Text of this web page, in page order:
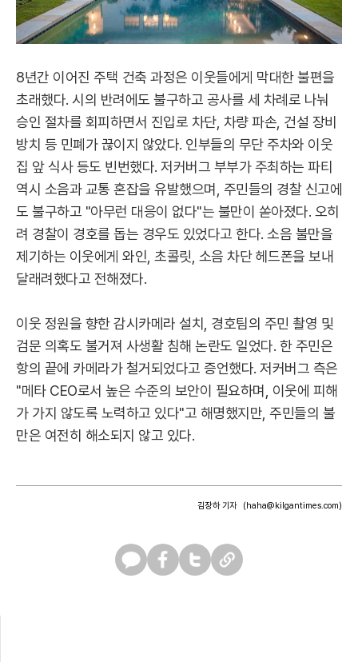
8년간 이어진 주택 건축 과정은 이웃들에게 막대한 불편을
초래했다. 시의 반려에도 불구하고 공사를 세 차례로 나눠
승인 절차를 회피하면서 진입로 차단, 차량 파손, 건설 장비
방치 등 민폐가 끊이지 않았다. 인부들의 무단 주차와 이웃
집 앞 식사 등도 빈번했다. 저커버그 부부가 주최하는 파티
역시 소음과 교통 혼잡을 유발했으며, 주민들의 경찰 신고에
도 불구하고 "아무런 대응이 없다"는 불만이 쏟아졌다. 오히
려 경찰이 경호를 돕는 경우도 있었다고 한다. 소음 불만을
제기하는 이웃에게 와인, 초콜릿, 소음 차단 헤드폰을 보내
달래려했다고 전해졌다.
이웃 정원을 향한 감시카메라 설치, 경호팀의 주민 촬영 및
검문 의혹도 불거져 사생활 침해 논란도 일었다. 한 주민은
항의 끝에 카메라가 철거되었다고 증언했다. 저커버그 측은
"메타 CEO로서 높은 수준의 보안이 필요하며, 이웃에 피해
가 가지 않도록 노력하고 있다"고 해명했지만, 주민들의 불
만은 여전히 해소되지 않고 있다.
김장하 기자 (haha@kilgantimes.com)